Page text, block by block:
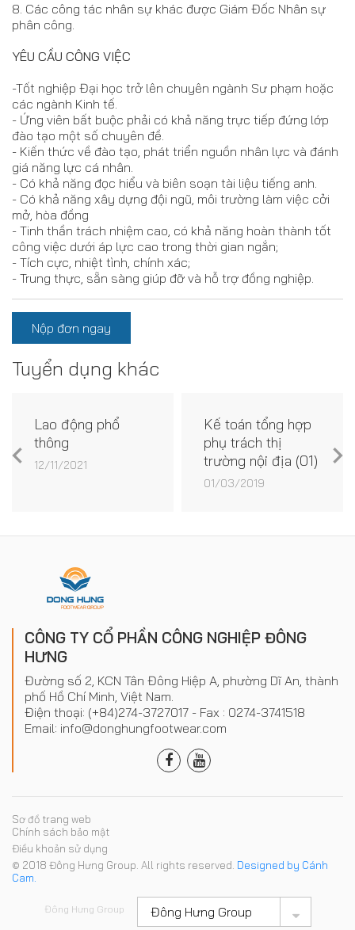
8. Các công tác nhân sự khác được Giám Đốc Nhân sự
phân công.
YÊU CẦU CÔNG VIỆC
-Tốt nghiệp Đại học trở lên chuyên ngành Sư phạm hoặc
các ngành Kinh tế.
- Ứng viên bất buộc phải có khả năng trực tiếp đứng lớp
đào tạo một số chuyên đề.
- Kiến thức về đào tạo, phát triển nguồn nhân lực và đánh
giá năng lực cá nhân.
- Có khả năng đọc hiểu và biên soạn tài liệu tiếng anh.
- Có khả năng xây dựng đội ngũ, môi trường làm việc cởi
mở, hòa đồng
- Tinh thần trách nhiệm cao, có khả năng hoàn thành tốt
công việc dưới áp lực cao trong thời gian ngắn;
- Tích cực, nhiệt tình, chính xác;
- Trung thực, sẵn sàng giúp đỡ và hỗ trợ đồng nghiệp.
Nộp đơn ngay
Tuyển dụng khác
Lao động phổ
thông
12/11/2021
Kế toán tổng hợp
phụ trách thị
trường nội địa (01)
01/03/2019
CÔNG TY CỔ PHẦN CÔNG NGHIỆP ĐÔNG
HƯNG
Đường số 2, KCN Tân Đông Hiệp A, phường Dĩ An, thành
phố Hồ Chí Minh, Việt Nam.
Điện thoại: (+84)274-3727017 - Fax : 0274-3741518
Email: info@donghungfootwear.com
Sơ đồ trang web
Chính sách bảo mật
Điều khoản sử dụng
© 2018 Đông Hưng Group. All rights reserved. Designed by Cánh
Cam.
Đông Hưng Group